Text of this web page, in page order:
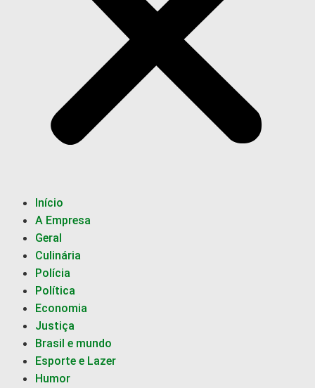
Início
A Empresa
Geral
Culinária
Polícia
Política
Economia
Justiça
Brasil e mundo
Esporte e Lazer
Humor